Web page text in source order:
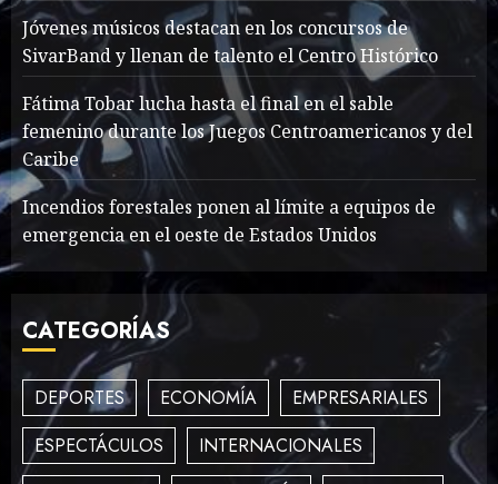
2
What’s Scarier Than the
Sex Talk? Its About Weight
MAYO 14, 2024 862
3
How To Write Award
Winning Blog Headlines
How Many of These Italian
Foods Have You Tried?
MAYO 14, 2024 810
Jóvenes músicos destacan en los concursos de
SivarBand y llenan de talento el Centro Histórico
Fátima Tobar lucha hasta el final en el sable
femenino durante los Juegos Centroamericanos y del
Caribe
Incendios forestales ponen al límite a equipos de
emergencia en el oeste de Estados Unidos
CATEGORÍAS
DEPORTES ECONOMÍA
EMPRESARIALES
ESPECTÁCULOS
INTERNACIONALES